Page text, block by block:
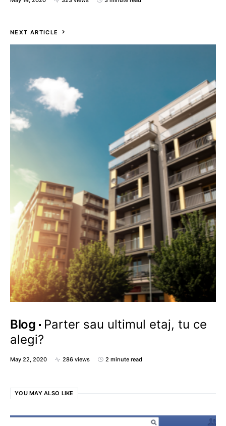
NEXT ARTICLE
Blog
Parter sau ultimul etaj, tu ce
alegi?
May 22, 2020 286 views 2 minute read
YOU MAY ALSO LIKE